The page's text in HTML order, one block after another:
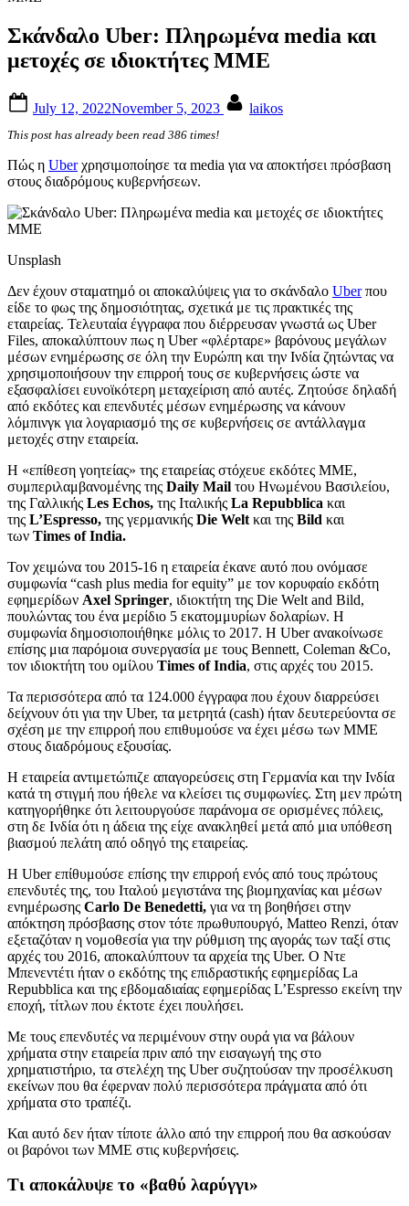
Σκάνδαλο Uber: Πληρωμένα media και
μετοχές σε ιδιοκτήτες ΜΜΕ
on
July 12, 2022November 5, 2023 laikos
This post has already been read 386 times!
Πώς η Uberχρησιμοποίησε τα media για να αποκτήσει πρόσβαση
στους διαδρόμους κυβερνήσεων.
Unsplash
Δεν έχουν σταματημό οι αποκαλύψεις για το σκάνδαλο Uberπου
είδε το φως της δημοσιότητας, σχετικά με τις πρακτικές της
εταιρείας. Τελευταία έγγραφα που διέρρευσαν γνωστά ως Uber
Files, αποκαλύπτουν πως η Uber «φλέρταρε» βαρόνους μεγάλων
μέσων ενημέρωσης σε όλη την Ευρώπη και την Ινδία ζητώντας να
χρησιμοποιήσουν την επιρροή τους σε κυβερνήσεις ώστε να
εξασφαλίσει ευνοϊκότερη μεταχείριση από αυτές. Ζητούσε δηλαδή
από εκδότες και επενδυτές μέσων ενημέρωσης να κάνουν
λόμπινγκ για λογαριασμό της σε κυβερνήσεις σε αντάλλαγμα
μετοχές στην εταιρεία.
Η «επίθεση γοητείας» της εταιρείας στόχευε εκδότες ΜΜΕ,
συμπεριλαμβανομένης της Daily Mail του Ηνωμένου Βασιλείου,
της Γαλλικής Les Echos, της Ιταλικής La Repubblica και
της L’Espresso, της γερμανικής Die Welt και της Bild και
των Times of India.
Τον χειμώνα του 2015-16 η εταιρεία έκανε αυτό που ονόμασε
συμφωνία “cash plus media for equity” με τον κορυφαίο εκδότη
εφημερίδων Axel Springer, ιδιοκτήτη της Die Welt and Bild,
πουλώντας του ένα μερίδιο 5 εκατομμυρίων δολαρίων. Η
συμφωνία δημοσιοποιήθηκε μόλις το 2017. Η Uber ανακοίνωσε
επίσης μια παρόμοια συνεργασία με τους Bennett, Coleman &Co,
τον ιδιοκτήτη του ομίλου Times of India, στις αρχές του 2015.
Τα περισσότερα από τα 124.000 έγγραφα που έχουν διαρρεύσει
δείχνουν ότι για την Uber, τα μετρητά (cash) ήταν δευτερεύοντα σε
σχέση με την επιρροή που επιθυμούσε να έχει μέσω των ΜΜΕ
στους διαδρόμους εξουσίας.
H εταιρεία αντιμετώπιζε απαγορεύσεις στη Γερμανία και την Ινδία
κατά τη στιγμή που ήθελε να κλείσει τις συμφωνίες. Στη μεν πρώτη
κατηγορήθηκε ότι λειτουργούσε παράνομα σε ορισμένες πόλεις,
στη δε Ινδία ότι η άδεια της είχε ανακληθεί μετά από μια υπόθεση
βιασμού πελάτη από οδηγό της εταιρείας.
Η Uber επίθυμούσε επίσης την επιρροή ενός από τους πρώτους
επενδυτές της, του Ιταλού μεγιστάνα της βιομηχανίας και μέσων
ενημέρωσης Carlo De Benedetti, για να τη βοηθήσει στην
απόκτηση πρόσβασης στον τότε πρωθυπουργό, Matteo Renzi, όταν
εξεταζόταν η νομοθεσία για την ρύθμιση της αγοράς των ταξί στις
αρχές του 2016, αποκαλύπτουν τα αρχεία της Uber. Ο Ντε
Μπενεντέτι ήταν ο εκδότης της επιδραστικής εφημερίδας La
Repubblica και της εβδομαδιαίας εφημερίδας L’Espresso εκείνη την
εποχή, τίτλων που έκτοτε έχει πουλήσει.
Με τους επενδυτές να περιμένουν στην ουρά για να βάλουν
χρήματα στην εταιρεία πριν από την εισαγωγή της στο
χρηματιστήριο, τα στελέχη της Uber συζητούσαν την προσέλκυση
εκείνων που θα έφερναν πολύ περισσότερα πράγματα από ότι
χρήματα στο τραπέζι.
Και αυτό δεν ήταν τίποτε άλλο από την επιρροή που θα ασκούσαν
οι βαρόνοι των ΜΜΕ στις κυβερνήσεις.
Τι αποκάλυψε το «βαθύ λαρύγγι»